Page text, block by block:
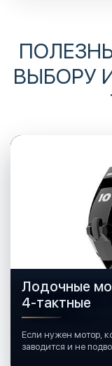
ВЫБОРУ
Лодочные
4-тактные
Если нужен мотор,
заводится и не